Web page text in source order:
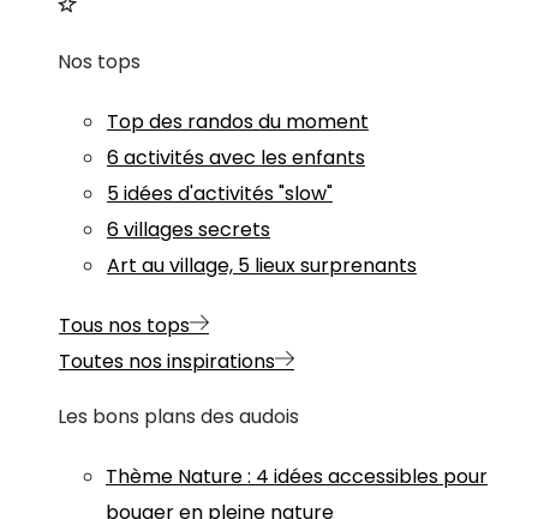
Nos tops
Top des randos du moment
6 activités avec les enfants
5 idées d'activités "slow"
6 villages secrets
Art au village, 5 lieux surprenants
Tous nos tops
Toutes nos inspirations
Les bons plans des audois
Thème Nature: 4 idées accessibles pour
bouger en pleine nature